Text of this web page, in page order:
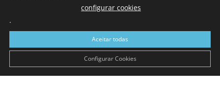
Com sede nas Caldas da Rainha e mais de 90 anos de
a sul de distrito de Leiria, com mais de 40.000 leitores por
toda a região Oeste. Jornal com distribuição em Portugal
Continental e assinatura online.
configurar cookies
.
Aceitar todas
Configurar Cookies